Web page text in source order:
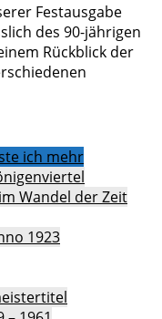
Festausgabe
des 90-jährigen
Rückblick der
ich mehr
Wandel der Zeit
1923